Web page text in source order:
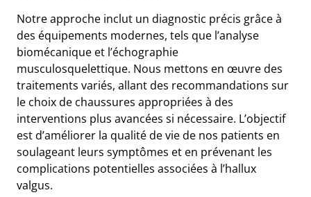
Notre approche inclut un diagnostic précis grâce à
des équipements modernes, tels que l’analyse
biomécanique et l’échographie
musculosquelettique. Nous mettons en œuvre des
traitements variés, allant des recommandations sur
le choix de chaussures appropriées à des
interventions plus avancées si nécessaire. L’objectif
est d’améliorer la qualité de vie de nos patients en
soulageant leurs symptômes et en prévenant les
complications potentielles associées à l’hallux
valgus.